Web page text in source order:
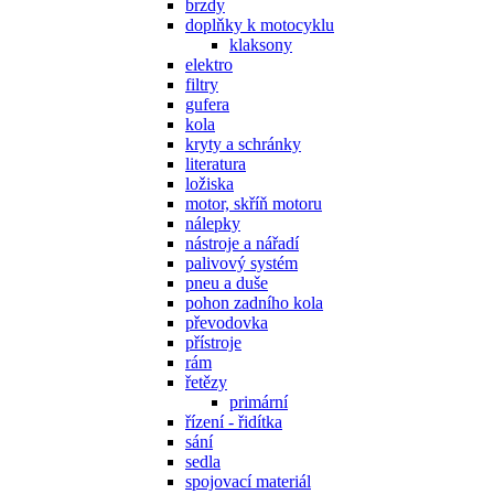
brzdy
doplňky k motocyklu
klaksony
elektro
filtry
gufera
kola
kryty a schránky
literatura
ložiska
motor, skříň motoru
nálepky
nástroje a nářadí
palivový systém
pneu a duše
pohon zadního kola
převodovka
přístroje
rám
řetězy
primární
řízení - řidítka
sání
sedla
spojovací materiál